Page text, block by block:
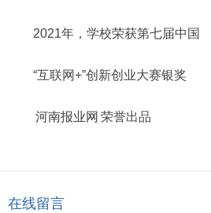
2021年，学校荣获第七届中国
“互联网+”创新创业大赛银奖
河南报业网 荣誉出品
在线留言